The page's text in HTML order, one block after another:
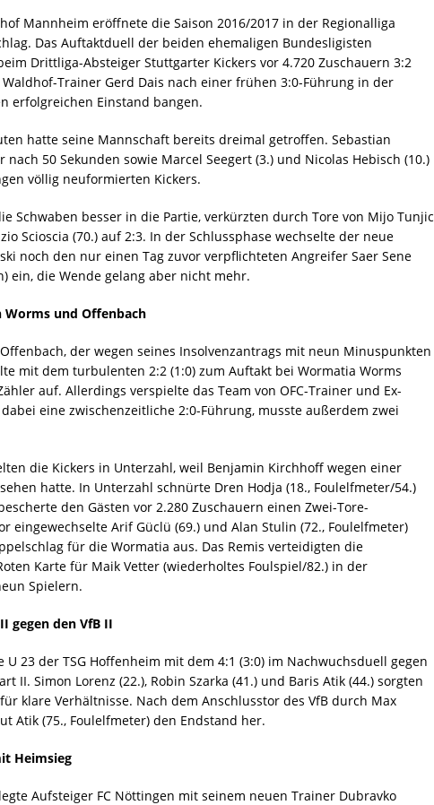
Mannheim eröffnete die Saison 2016/2017 in der Regionalliga
Das Auftaktduell der beiden ehemaligen Bundesligisten
Drittliga-Absteiger Stuttgarter Kickers vor 4.720 Zuschauern 3:2
Trainer Gerd Dais nach einer frühen 3:0-Führung in der
erfolgreichen Einstand bangen.
hatte seine Mannschaft bereits dreimal getroffen. Sebastian
50 Sekunden sowie Marcel Seegert (3.) und Nicolas Hebisch (10.)
völlig neuformierten Kickers.
Schwaben besser in die Partie, verkürzten durch Tore von Mijo Tunjic
Scioscia (70.) auf 2:3. In der Schlussphase wechselte der neue
noch den nur einen Tag zuvor verpflichteten Angreifer Saer Sene
ein, die Wende gelang aber nicht mehr.
Worms und Offenbach
der wegen seines Insolvenzantrags mit neun Minuspunkten
mit dem turbulenten 2:2 (1:0) zum Auftakt bei Wormatia Worms
auf. Allerdings verspielte das Team von OFC-Trainer und Ex-
eine zwischenzeitliche 2:0-Führung, musste außerdem zwei
die Kickers in Unterzahl, weil Benjamin Kirchhoff wegen einer
hatte. In Unterzahl schnürte Dren Hodja (18., Foulelfmeter/54.)
den Gästen vor 2.280 Zuschauern einen Zwei-Tore-
eingewechselte Arif Güclü (69.) und Alan Stulin (72., Foulelfmeter)
für die Wormatia aus. Das Remis verteidigten die
Karte für Maik Vetter (wiederholtes Foulspiel/82.) in der
Spielern.
gegen den VfB II
U 23 der TSG Hoffenheim mit dem 4:1 (3:0) im Nachwuchsduell gegen
II. Simon Lorenz (22.), Robin Szarka (41.) und Baris Atik (44.) sorgten
klare Verhältnisse. Nach dem Anschlusstor des VfB durch Max
Atik (75., Foulelfmeter) den Endstand her.
Heimsieg
Aufsteiger FC Nöttingen mit seinem neuen Trainer Dubravko